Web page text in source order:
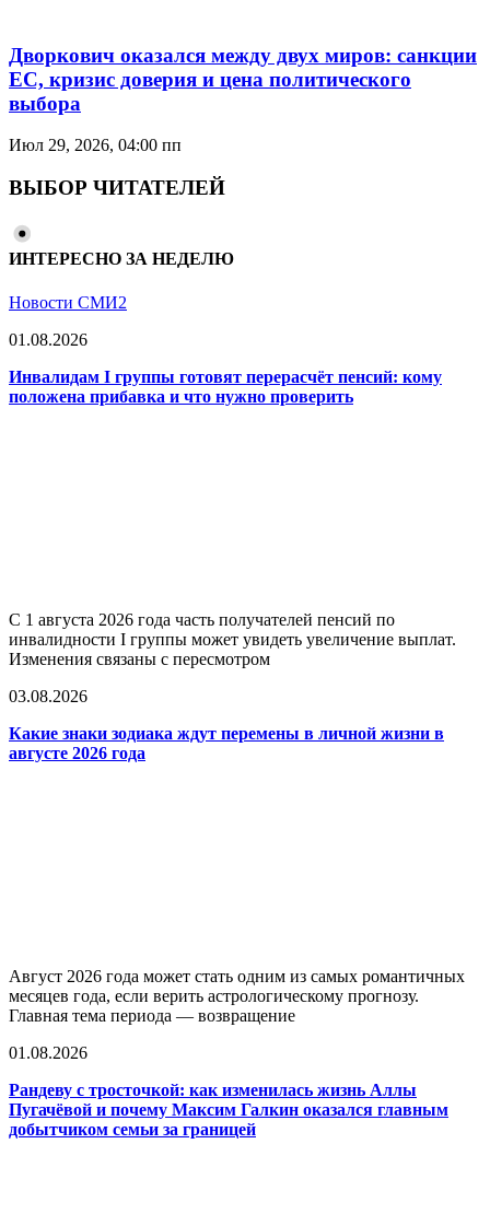
Дворкович оказался между двух миров: санкции
ЕС, кризис доверия и цена политического
выбора
Июл 29, 2026, 04:00 пп
ВЫБОР ЧИТАТЕЛЕЙ
ИНТЕРЕСНО ЗА НЕДЕЛЮ
Новости СМИ2
01.08.2026
Инвалидам I группы готовят перерасчёт пенсий: кому
положена прибавка и что нужно проверить
С 1 августа 2026 года часть получателей пенсий по
инвалидности I группы может увидеть увеличение выплат.
Изменения связаны с пересмотром
03.08.2026
Какие знаки зодиака ждут перемены в личной жизни в
августе 2026 года
Август 2026 года может стать одним из самых романтичных
месяцев года, если верить астрологическому прогнозу.
Главная тема периода — возвращение
01.08.2026
Рандеву с тросточкой: как изменилась жизнь Аллы
Пугачёвой и почему Максим Галкин оказался главным
добытчиком семьи за границей